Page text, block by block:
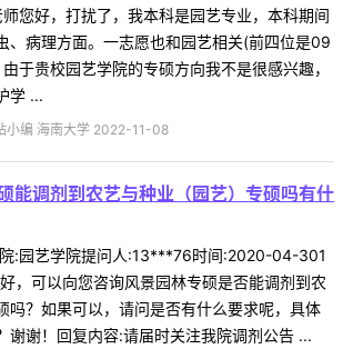
您好，打扰了，我本科是园艺专业，本科期间
、病理方面。一志愿也和园艺相关(前四位是09
于贵校园艺学院的专硕方向我不是很感兴趣，
学 ...
小编 海南大学 2022-11-08
能调剂到农艺与种业（园艺）专硕吗有什
:园艺学院提问人:13***76时间:2020-04-301
，可以向您咨询风景园林专硕是否能调剂到农
吗？如果可以，请问是否有什么要求呢，具体
谢谢！回复内容:请届时关注我院调剂公告 ...